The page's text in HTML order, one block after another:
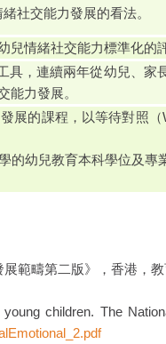
社交能力發展的看法。
情緒社交能力標準化的
，連續兩年從幼兒、家
能力發展。
展的課程，以等待對照（
的幼兒教育本科學位及專
範疇第二版》，香港，教
children. The